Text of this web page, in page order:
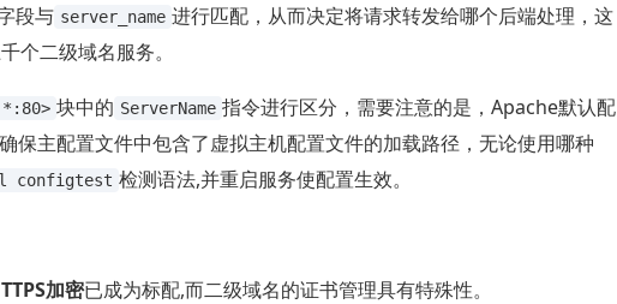
段与 server_name 进行匹配，从而决定将请求转发给哪个后端处理，这
个二级域名服务。
块中的 ServerName 指令进行区分，需要注意的是，Apache默认配
保主配置文件中包含了虚拟主机配置文件的加载路径，无论使用哪种
configtest 检测语法,并重启服务使配置生效。
加密已成为标配,而二级域名的证书管理具有特殊性。